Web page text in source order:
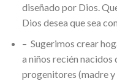
diseñado por Dios.
Dios desea que sea
– Sugerimos crear
a niños recién nacidos
progenitores (madre y